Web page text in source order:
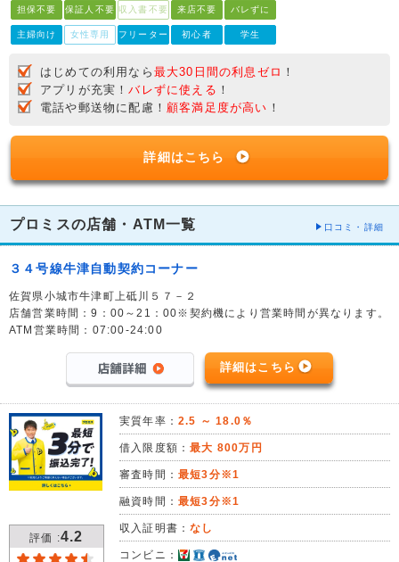
担保不要 保証人不要 収入書不要 来店不要 バレずに
主婦向け 女性専用 フリーター 初心者 学生
はじめての利用なら 最大30日間の利息ゼロ ！
アプリが充実！バレずに使える ！
電話や郵送物に配慮！ 顧客満足度が高い ！
詳細はこちら
プロミスの店舗・ATM一覧 口コミ・詳細
３４号線牛津自動契約コーナー
佐賀県小城市牛津町上砥川５７－２
店舗営業時間：9：00～21：00※契約機により営業時間が異なります。
ATM営業時間：07:00-24:00
詳細はこちら
評価 :4.2
実質年率： 2.5 ～ 18.0％
借入限度額：最大 800万円
審査時間： 最短3分※1
融資時間： 最短3分※1
収入証明書：なし
コンビニ：